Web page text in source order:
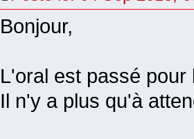
Bonjour,
L'oral est passé pour
Il n'y a plus qu'à